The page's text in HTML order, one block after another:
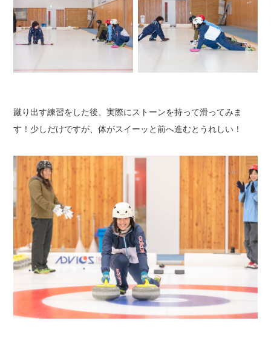
蹴り出す練習をした後、実際にストーンを持って滑ってみま
す！ 少しだけですが、体がスイーッと前へ進むとうれしい！